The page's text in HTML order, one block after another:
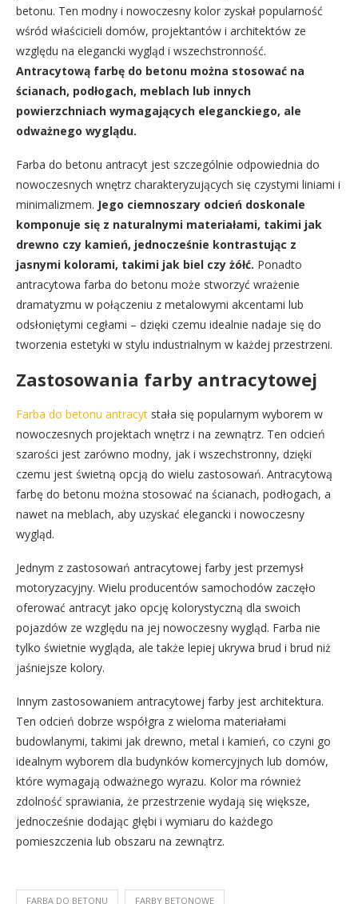
betonu. Ten modny i nowoczesny kolor zyskał popularność
wśród właścicieli domów, projektantów i architektów ze
względu na elegancki wygląd i wszechstronność.
Antracytową farbę do betonu można stosować na
ścianach, podłogach, meblach lub innych
powierzchniach wymagających eleganckiego, ale
odważnego wyglądu.
Farba do betonu antracyt jest szczególnie odpowiednia do
nowoczesnych wnętrz charakteryzujących się czystymi liniami i
minimalizmem. Jego ciemnoszary odcień doskonale
komponuje się z naturalnymi materiałami, takimi jak
drewno czy kamień, jednocześnie kontrastując z
jasnymi kolorami, takimi jak biel czy żółć. Ponadto
antracytowa farba do betonu może stworzyć wrażenie
dramatyzmu w połączeniu z metalowymi akcentami lub
odsłoniętymi cegłami – dzięki czemu idealnie nadaje się do
tworzenia estetyki w stylu industrialnym w każdej przestrzeni.
Zastosowania farby antracytowej
Farba do betonu antracyt stała się popularnym wyborem w
nowoczesnych projektach wnętrz i na zewnątrz. Ten odcień
szarości jest zarówno modny, jak i wszechstronny, dzięki
czemu jest świetną opcją do wielu zastosowań. Antracytową
farbę do betonu można stosować na ścianach, podłogach, a
nawet na meblach, aby uzyskać elegancki i nowoczesny
wygląd.
Jednym z zastosowań antracytowej farby jest przemysł
motoryzacyjny. Wielu producentów samochodów zaczęło
oferować antracyt jako opcję kolorystyczną dla swoich
pojazdów ze względu na jej nowoczesny wygląd. Farba nie
tylko świetnie wygląda, ale także lepiej ukrywa brud i brud niż
jaśniejsze kolory.
Innym zastosowaniem antracytowej farby jest architektura.
Ten odcień dobrze współgra z wieloma materiałami
budowlanymi, takimi jak drewno, metal i kamień, co czyni go
idealnym wyborem dla budynków komercyjnych lub domów,
które wymagają odważnego wyrazu. Kolor ma również
zdolność sprawiania, że przestrzenie wydają się większe,
jednocześnie dodając głębi i wymiaru do każdego
pomieszczenia lub obszaru na zewnątrz.
FARBA DO BETONU FARBY BETONOWE